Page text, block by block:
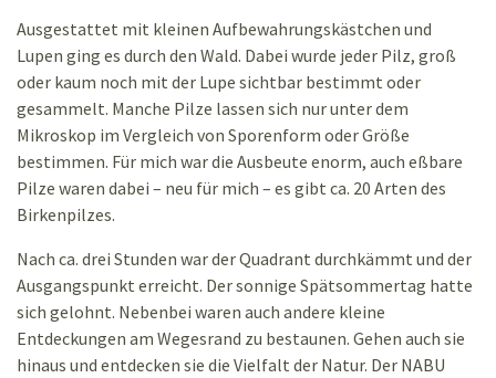
Ausgestattet mit kleinen Aufbewahrungskästchen und
Lupen ging es durch den Wald. Dabei wurde jeder Pilz, groß
oder kaum noch mit der Lupe sichtbar bestimmt oder
gesammelt. Manche Pilze lassen sich nur unter dem
Mikroskop im Vergleich von Sporenform oder Größe
bestimmen. Für mich war die Ausbeute enorm, auch eßbare
Pilze waren dabei – neu für mich – es gibt ca. 20 Arten des
Birkenpilzes.
Nach ca. drei Stunden war der Quadrant durchkämmt und der
Ausgangspunkt erreicht. Der sonnige Spätsommertag hatte
sich gelohnt. Nebenbei waren auch andere kleine
Entdeckungen am Wegesrand zu bestaunen. Gehen auch sie
hinaus und entdecken sie die Vielfalt der Natur. Der NABU